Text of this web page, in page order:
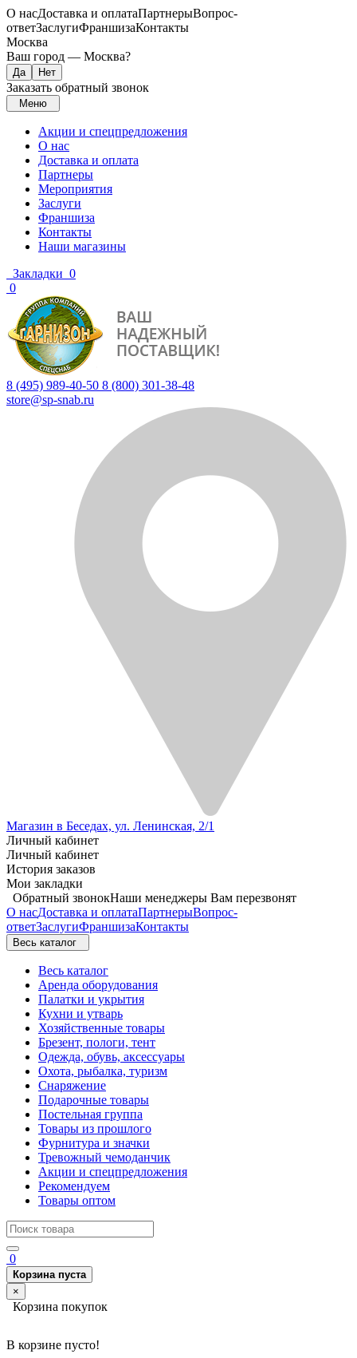
О насДоставка и оплатаПартнерыВопрос-
ответЗаслугиФраншизаКонтакты
Москва
Ваш город — Москва?
Заказать обратный звонок
Меню
Акции и спецпредложения
О нас
Доставка и оплата
Партнеры
Мероприятия
Заслуги
Франшиза
Контакты
Наши магазины
Закладки 0
0
8 (495) 989-40-50 8 (800) 301-38-48
store@sp-snab.ru
Магазин в Беседах, ул. Ленинская, 2/1
Личный кабинет
Личный кабинет
История заказов
Мои закладки
Обратный звонокНаши менеджеры Вам перезвонят
О насДоставка и оплатаПартнерыВопрос-
ответЗаслугиФраншизаКонтакты
Весь каталог
Весь каталог
Аренда оборудования
Палатки и укрытия
Кухни и утварь
Хозяйственные товары
Брезент, пологи, тент
Одежда, обувь, аксессуары
Охота, рыбалка, туризм
Снаряжение
Подарочные товары
Постельная группа
Товары из прошлого
Фурнитура и значки
Тревожный чемоданчик
Акции и спецпредложения
Рекомендуем
Товары оптом
0
Корзина пуста
×
Корзина покупок
В корзине пусто!